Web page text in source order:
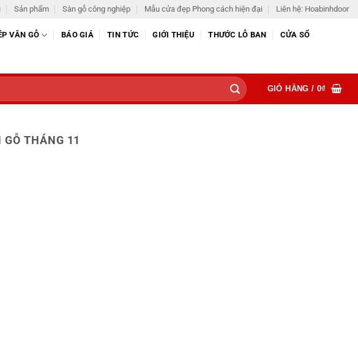
Sản phẩm Sàn gỗ công nghiệp Mẫu cửa đẹp Phong cách hiện đại Liên hệ: Hoabinhdoor
VÂN GỖ BÁO GIÁ TIN TỨC GIỚI THIỆU THƯỚC LỖ BAN CỬA SỔ
GIỎ HÀNG / 0₫
THÁNG 11